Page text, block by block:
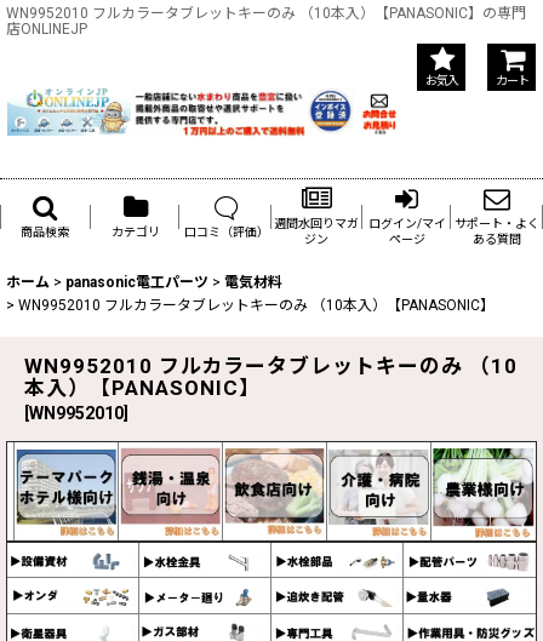
WN9952010 フルカラータブレットキーのみ （10本入）【PANASONIC】の専門
店ONLINEJP
お気入 カート
商品検索 カテゴリ 口コミ（評価）
週間水回りマガ
ジン
ログイン/マイ
ページ
サポート・よく
ある質問
ホーム > panasonic電工パーツ > 電気材料
> WN9952010 フルカラータブレットキーのみ （10本入）【PANASONIC】
WN9952010 フルカラータブレットキーのみ （10
本入）【PANASONIC】
WN9952010